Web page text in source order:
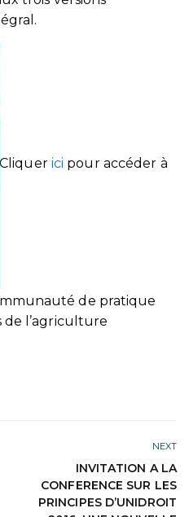
Cliquer ici pour accéder à
de pratique
de l’agriculture
NEXT
INVITATION A LA
CONFERENCE SUR LES
PRINCIPES D’UNIDROIT